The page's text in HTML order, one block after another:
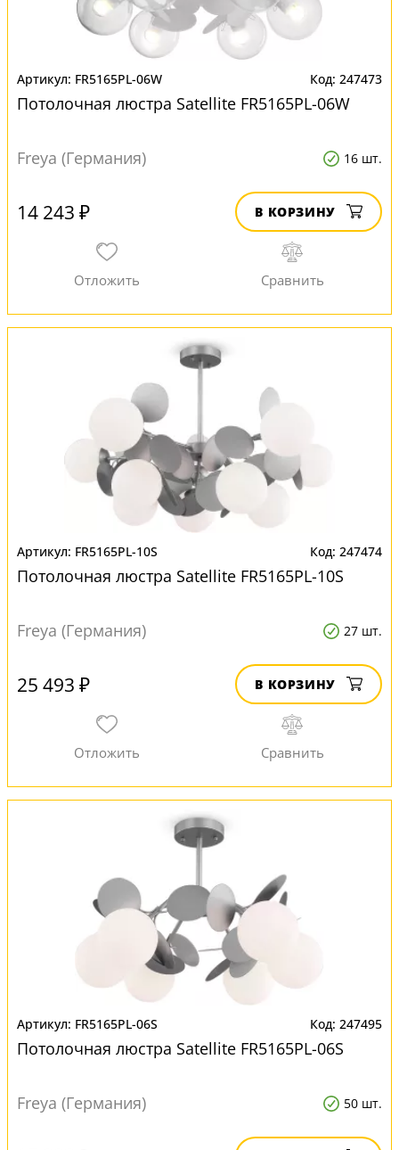
FR5165PL-06W 247473
Потолочная люстра Satellite FR5165PL-06W
Freya (Германия) 16 шт.
14 243 ₽ В КОРЗИНУ
FR5165PL-10S 247474
Потолочная люстра Satellite FR5165PL-10S
Freya (Германия) 27 шт.
25 493 ₽ В КОРЗИНУ
FR5165PL-06S 247495
Потолочная люстра Satellite FR5165PL-06S
Freya (Германия) 50 шт.